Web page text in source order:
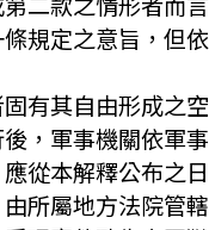
規定之意旨，但
有其自由形成之
，軍事機關依軍
從本解釋公布之
所屬地方法院管